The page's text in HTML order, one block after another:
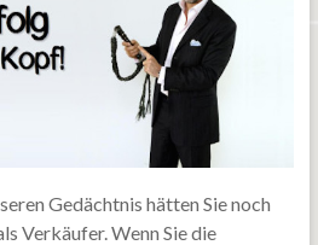
Gedächtnis hätten Sie noch
Verkäufer. Wenn Sie die